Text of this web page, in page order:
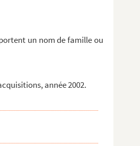
un nom de famille ou
année 2002.